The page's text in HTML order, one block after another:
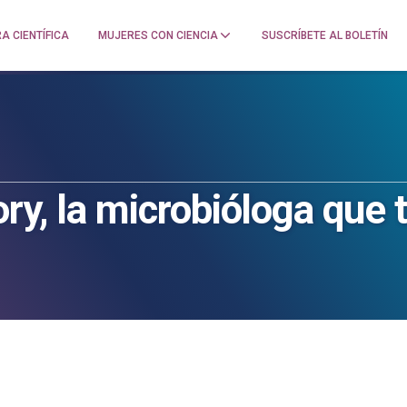
CIENTÍFICA MUJERES CON CIENCIA SUSCRÍBETE AL BOLETÍN
la microbióloga